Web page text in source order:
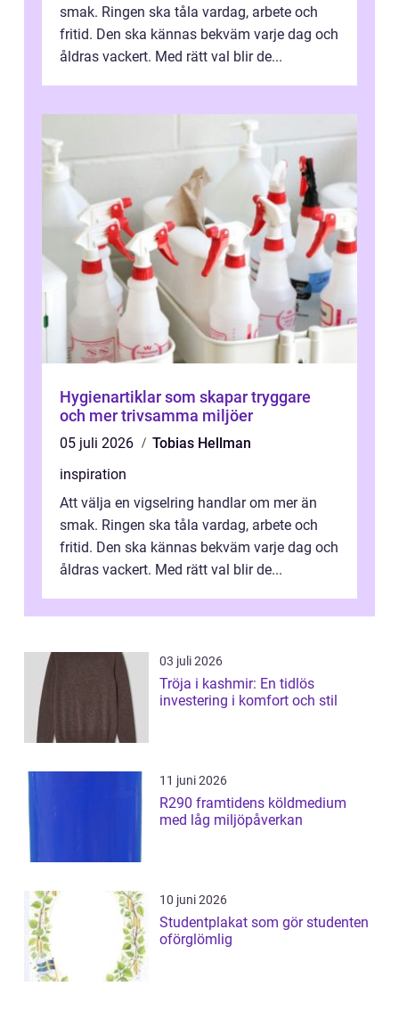
smak. Ringen ska tåla vardag, arbete och
fritid. Den ska kännas bekväm varje dag och
åldras vackert. Med rätt val blir de...
Hygienartiklar som skapar tryggare
och mer trivsamma miljöer
05 juli 2026
Tobias Hellman
inspiration
Att välja en vigselring handlar om mer än
smak. Ringen ska tåla vardag, arbete och
fritid. Den ska kännas bekväm varje dag och
åldras vackert. Med rätt val blir de...
03 juli 2026
Tröja i kashmir: En tidlös
investering i komfort och stil
11 juni 2026
R290 framtidens köldmedium
med låg miljöpåverkan
10 juni 2026
Studentplakat som gör studenten
oförglömlig